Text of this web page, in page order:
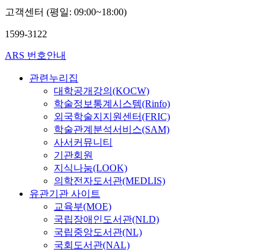
고객센터 (평일: 09:00~18:00)
1599-3122
ARS 번호안내
관련누리집
대학공개강의(KOCW)
학술정보통계시스템(Rinfo)
외국학술지지원센터(FRIC)
학술관계분석서비스(SAM)
사서커뮤니티
기관회원
지식나눔(LOOK)
의학전자도서관(MEDLIS)
유관기관 사이트
교육부(MOE)
국립장애인도서관(NLD)
국립중앙도서관(NL)
국회도서관(NAL)